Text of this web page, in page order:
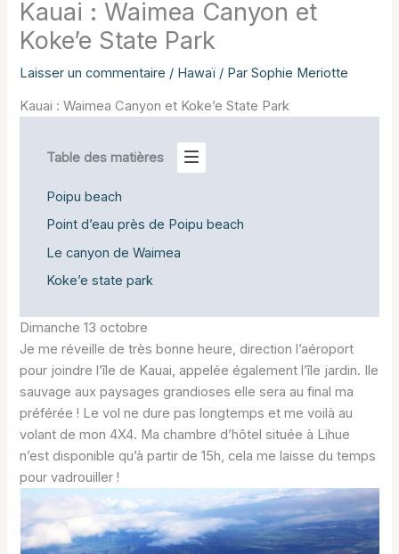
Kauai : Waimea Canyon et
Koke’e State Park
Laisser un commentaire / Hawaï / ParSophie Meriotte
Kauai : Waimea Canyon et Koke’e State Park
Table des matières
Poipu beach
Point d’eau près de Poipu beach
Le canyon de Waimea
Koke’e state park
Dimanche 13 octobre
Je me réveille de très bonne heure, direction l’aéroport
pour joindre l’île de Kauai, appelée également l’île jardin. Ile
sauvage aux paysages grandioses elle sera au final ma
préférée ! Le vol ne dure pas longtemps et me voilà au
volant de mon 4X4. Ma chambre d’hôtel située à Lihue
n’est disponible qu’à partir de 15h, cela me laisse du temps
pour vadrouiller !